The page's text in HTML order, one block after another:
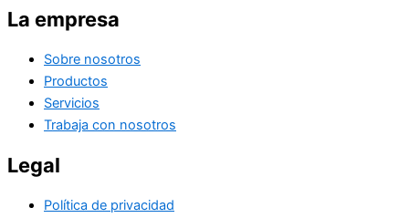
La empresa
Sobre nosotros
Productos
Servicios
Trabaja con nosotros
Legal
Política de privacidad